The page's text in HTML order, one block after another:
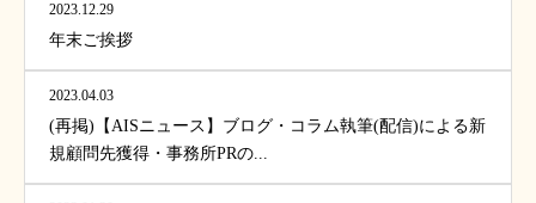
2023.12.29
年末ご挨拶
2023.04.03
(再掲)【AISニュース】ブログ・コラム執筆(配信)による新
規顧問先獲得・事務所PRの...